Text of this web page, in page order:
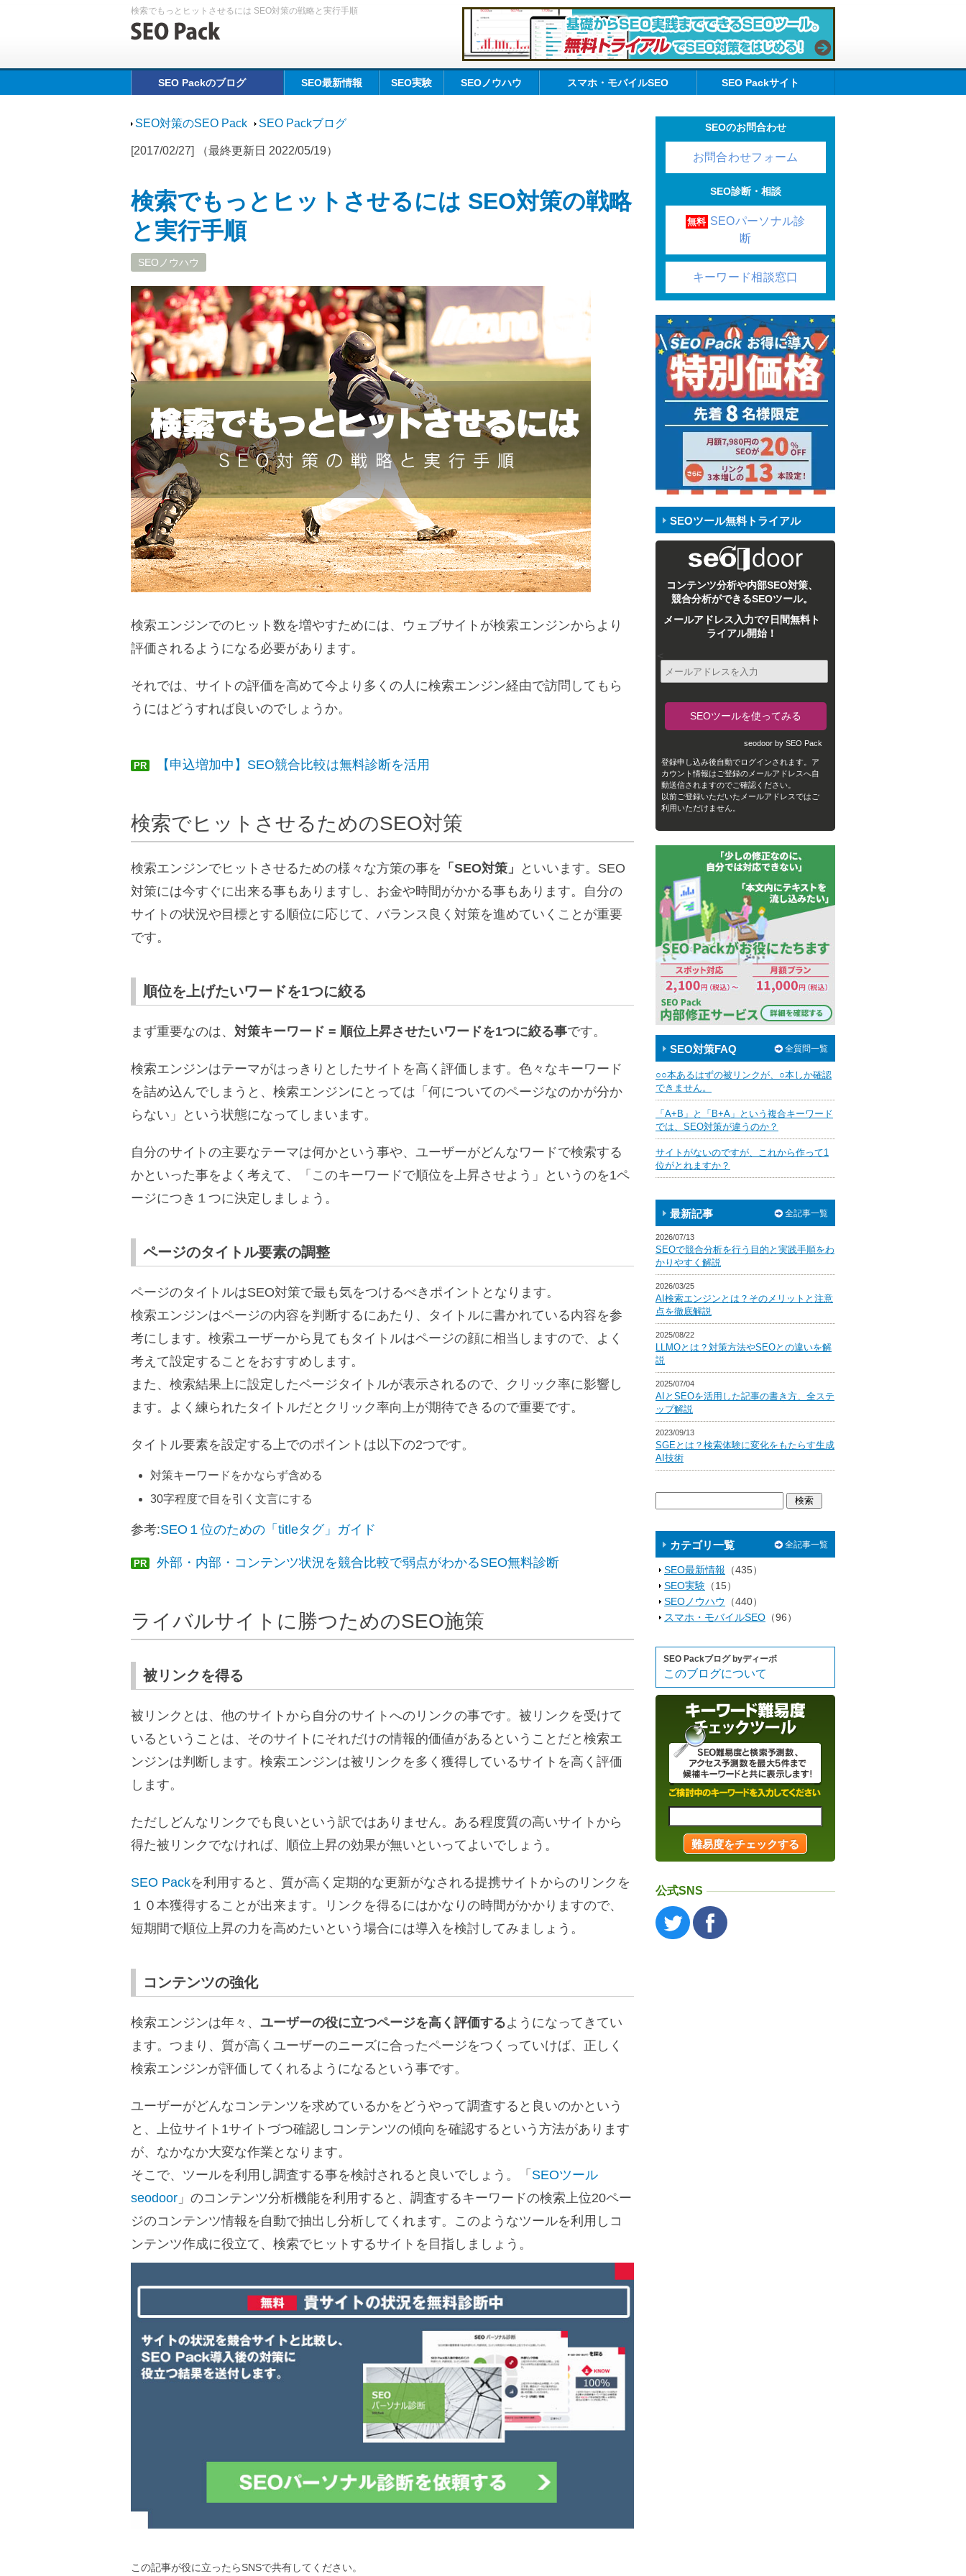
検索でもっとヒットさせるには SEO対策の戦略と実行手順
SEO Packのブログ SEO最新情報 SEO実験 SEOノウハウ スマホ・モバイルSEO SEO Packサイト
SEO対策のSEO Pack SEO Packブログ
[2017/02/27] （最終更新日 2022/05/19）
検索でもっとヒットさせるには SEO対策の戦略
と実行手順
SEOノウハウ
検索エンジンでのヒット数を増やすためには、ウェブサイトが検索エンジンからより
評価されるようになる必要があります。
それでは、サイトの評価を高めて今より多くの人に検索エンジン経由で訪問してもら
うにはどうすれば良いのでしょうか。
PR 【申込増加中】SEO競合比較は無料診断を活用
検索でヒットさせるためのSEO対策
検索エンジンでヒットさせるための様々な方策の事を 「SEO対策」
といいます。SEO
対策には今すぐに出来る事もありますし、お金や時間がかかる事もあります。自分の
サイトの状況や目標とする順位に応じて、バランス良く対策を進めていくことが重要
です。
順位を上げたいワードを1つに絞る
まず重要なのは、 対策キーワード = 順位上昇させたいワードを1つに絞る事です。
検索エンジンはテーマがはっきりとしたサイトを高く評価します。色々なキーワード
を詰め込んでしまうと、検索エンジンにとっては「何についてのページなのかが分か
らない」という状態になってしまいます。
自分のサイトの主要なテーマは何かという事や、ユーザーがどんなワードで検索する
かといった事をよく考えて、「このキーワードで順位を上昇させよう」というのを1ペ
ージにつき１つに決定しましょう。
ページのタイトル要素の調整
ページのタイトルはSEO対策で最も気をつけるべきポイントとなります。
検索エンジンはページの内容を判断するにあたり、タイトルに書かれている内容を参
考にします。検索ユーザーから見てもタイトルはページの顔に相当しますので、よく
考えて設定することをおすすめします。
また、検索結果上に設定したページタイトルが表示されるので、クリック率に影響し
ます。よく練られたタイトルだとクリック率向上が期待できるので重要です。
タイトル要素を設定する上でのポイントは以下の2つです。
対策キーワードをかならず含める
30字程度で目を引く文言にする
参考:SEO１位のための「titleタグ」ガイド
PR 外部・内部・コンテンツ状況を競合比較で弱点がわかるSEO無料診断
ライバルサイトに勝つためのSEO施策
被リンクを得る
被リンクとは、他のサイトから自分のサイトへのリンクの事です。被リンクを受けて
いるということは、そのサイトにそれだけの情報的価値があるということだと検索エ
ンジンは判断します。検索エンジンは被リンクを多く獲得しているサイトを高く評価
します。
ただしどんなリンクでも良いという訳ではありません。ある程度質の高いサイトから
得た被リンクでなければ、順位上昇の効果が無いといってよいでしょう。
SEO Packを利用すると、質が高く定期的な更新がなされる提携サイトからのリンクを
１０本獲得することが出来ます。リンクを得るにはかなりの時間がかかりますので、
短期間で順位上昇の力を高めたいという場合には導入を検討してみましょう。
コンテンツの強化
検索エンジンは年々、 ユーザーの役に立つページを高く評価するようになってきてい
ます。つまり、質が高くユーザーのニーズに合ったページをつくっていけば、正しく
検索エンジンが評価してくれるようになるという事です。
ユーザーがどんなコンテンツを求めているかをどうやって調査すると良いのかという
と、上位サイト1サイトづつ確認しコンテンツの傾向を確認するという方法があります
が、なかなか大変な作業となります。
そこで、ツールを利用し調査する事を検討されると良いでしょう。「 SEOツール
seodoor 」のコンテンツ分析機能を利用すると、調査するキーワードの検索上位20ペー
ジのコンテンツ情報を自動で抽出し分析してくれます。このようなツールを利用しコ
ンテンツ作成に役立て、検索でヒットするサイトを目指しましょう。
この記事が役に立ったらSNSで共有してください。
SEOのお問合わせ
お問合わせフォーム
SEO診断・相談
無料 SEOパーソナル診
断
キーワード相談窓口
SEOツール無料トライアル
コンテンツ分析や内部SEO対策、
競合分析ができるSEOツール。
メールアドレス入力で7日間無料ト
ライアル開始！
seodoor by SEO Pack
登録申し込み後自動でログインされます。ア
カウント情報はご登録のメールアドレスへ自
動送信されますのでご確認ください。
以前ご登録いただいたメールアドレスではご
利用いただけません。
SEO対策FAQ 全質問一覧
○○本あるはずの被リンクが、○本しか確認
できません。
「A+B」と「B+A」という複合キーワード
では、SEO対策が違うのか？
サイトがないのですが、これから作って1
位がとれますか？
最新記事 全記事一覧
2026/07/13
SEOで競合分析を行う目的と実践手順をわ
かりやすく解説
2026/03/25
AI検索エンジンとは？そのメリットと注意
点を徹底解説
2025/08/22
LLMOとは？対策方法やSEOとの違いを解
説
2025/07/04
AIとSEOを活用した記事の書き方、全ステ
ップ解説
2023/09/13
SGEとは？検索体験に変化をもたらす生成
AI技術
カテゴリ一覧 全記事一覧
SEO最新情報 （435）
SEO実験 （15）
SEOノウハウ
（440）
スマホ・モバイルSEO （96）
SEO Packブログ byディーボ
このブログについて
公式SNS